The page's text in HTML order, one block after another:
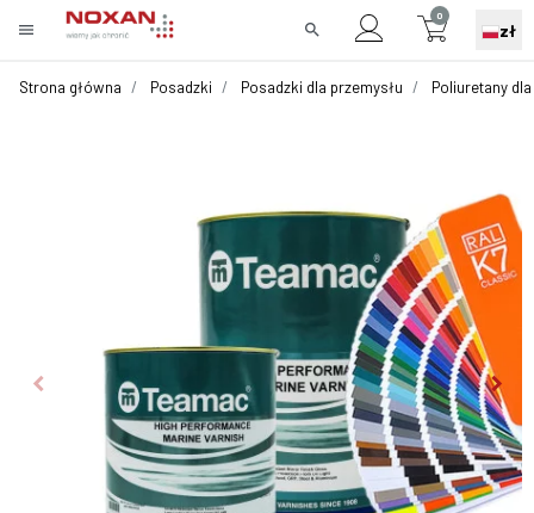
menu search
0
zł
Strona główna Posadzki Posadzki dla przemysłu Poliuretany
Poprzedni
keyboard_arrow_left keyboard_arrow_right